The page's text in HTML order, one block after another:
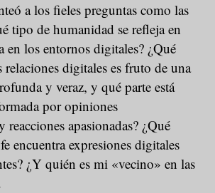
a los fieles preguntas como las
tipo de humanidad se refleja en
en los entornos digitales? ¿Qué
relaciones digitales es fruto de una
y veraz, y qué parte está
por opiniones
reacciones apasionadas? ¿Qué
encuentra expresiones digitales
¿Y quién es mi «vecino» en las